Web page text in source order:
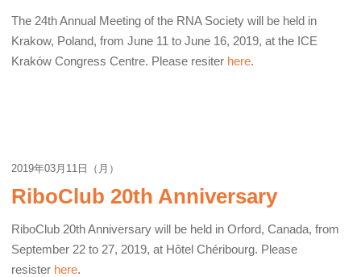
The 24th Annual Meeting of the RNA Society will be held in
Krakow, Poland, from June 11 to June 16, 2019, at the ICE
Kraków Congress Centre. Please resiter here.
2019年03月11日（月）
RiboClub 20th Anniversary
RiboClub 20th Anniversary will be held in Orford, Canada, from
September 22 to 27, 2019, at Hôtel Chéribourg. Please
resister here.